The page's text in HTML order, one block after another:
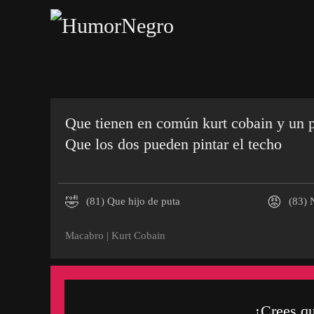
Que tienen en común kurt cobain y un
Que los dos pueden pintar el techo
🤣 (81) Que hijo de puta 😡 (83)
Macabro | Kurt Cobain